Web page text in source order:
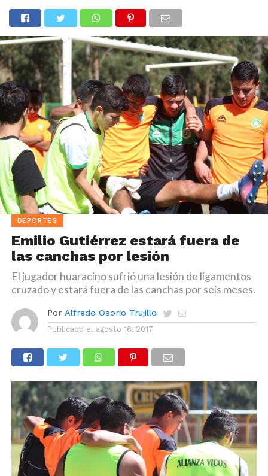
DEPORTES
Emilio Gutiérrez estará fuera de
las canchas por lesión
El jugador huaracino sufrió una lesión de ligamentos
cruzado y estará fuera de las canchas por seis meses.
Por Alfredo Osorio Trujillo
Publicado el agosto 16, 2017